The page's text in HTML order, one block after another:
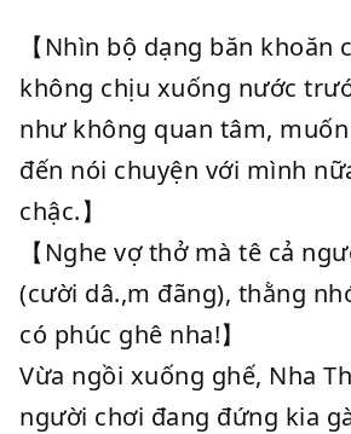
【Nhìn bộ dạng băn khoăn
không chịu xuống nước
như không quan tâm,
đến nói chuyện với mình
chậc.】
【Nghe vợ thở mà tê cả
(cười dâ.,m đãng), thằng
có phúc ghê nha!】
Vừa ngồi xuống ghế, Nha
người chơi đang đứng kia